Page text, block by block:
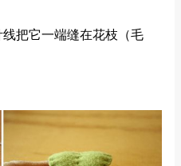
把它一端缝在花枝（毛